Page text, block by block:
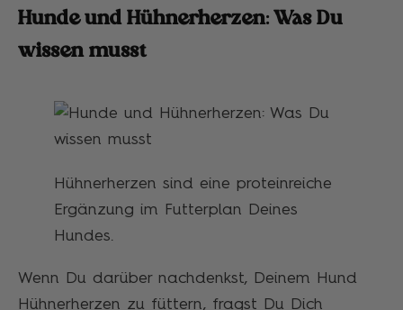
Hunde und Hühnerherzen: Was Du
wissen musst
Hühnerherzen sind eine proteinreiche
Ergänzung im Futterplan Deines
Hundes.
Wenn Du darüber nachdenkst, Deinem Hund
Hühnerherzen zu füttern, fragst Du Dich